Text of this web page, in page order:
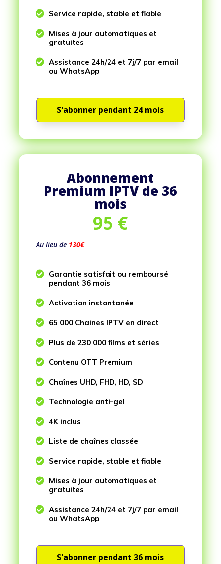
 Service rapide, stable et fiable
 Mises à jour automatiques et
gratuites
 Assistance 24h/24 et 7j/7 par email
ou WhatsApp
S'abonner pendant 24 mois
Abonnement
Premium IPTV de 36
mois
95 €
Au lieu de130€
 Garantie satisfait ou remboursé
pendant 36 mois
 Activation instantanée
 65 000 Chaines IPTV en direct
 Plus de 230 000 films et séries
 Contenu OTT Premium
 Chaînes UHD, FHD, HD, SD
 Technologie anti-gel
 4K inclus
 Liste de chaînes classée
 Service rapide, stable et fiable
 Mises à jour automatiques et
gratuites
 Assistance 24h/24 et 7j/7 par email
ou WhatsApp
S'abonner pendant 36 mois